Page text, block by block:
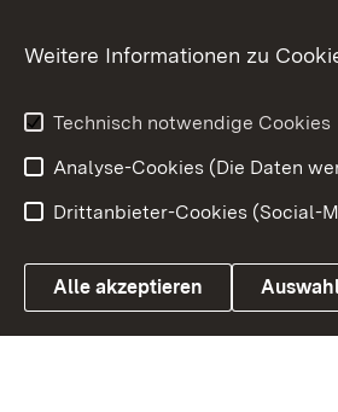
Weitere
Link zum Landesportal
Weitere Informationen zu
Technisch notwendige Cookies
Analyse-Cookies (Die Daten
Drittanbieter-Cookies (Social-
Alle akzeptieren